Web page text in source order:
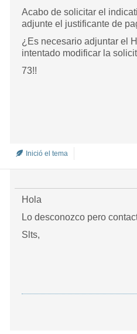
Acabo de solicitar el
adjunte el justificante de
¿Es necesario adjuntar el
intentado modificar la
73!!
Inició el tema
Hola
Lo desconozco pero
Slts,